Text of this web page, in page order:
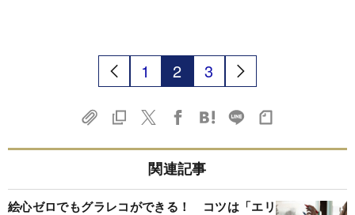
1 2 3
関連記事
絵心ゼロでもグラレコができる！ コツは「エリ